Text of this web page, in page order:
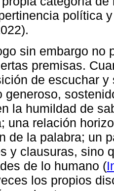
política
sin embargo no
premisas.
de escuchar
generoso,
la humildad de
una relación
de la palabra; un
y clausuras, sino
de lo humano (
los propios